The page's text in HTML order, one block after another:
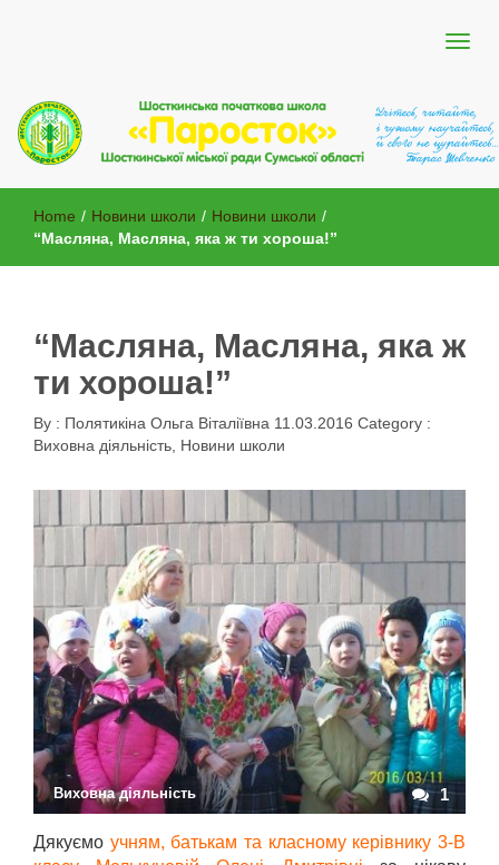
Шосткинська початкова школа
"Паросток"
Home / Новини школи / Новини школи /
“Масляна, Масляна, яка ж ти хороша!”
“Масляна, Масляна, яка ж
ти хороша!”
By : Полятикіна Ольга Віталіївна 11.03.2016 Category :
Виховна діяльність, Новини школи
Виховна діяльність 1
Дякуємо учням, батькам та класному керівнику 3-В